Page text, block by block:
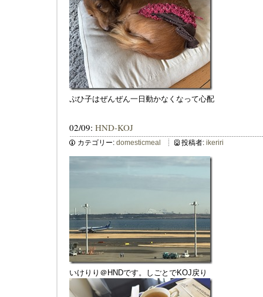
ぷひ子はぜんぜん一日動かなくなって心配
02/09: HND-KOJ
カテゴリー: domesticmeal 投稿者: ikeriri
いけりり＠HNDです。しごとでKOJ戻り